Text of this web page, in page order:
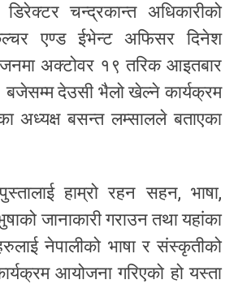
चन्द्रकान्त अधिकारीको
एण्ड ईभेन्ट अफिसर दिनेश
अक्टोवर १९ तरिक आइतबार
देउसी भैलो खेल्ने कार्यक्रम
अध्यक्ष बसन्त लम्सालले बताएका
हाम्रो रहन सहन, भाषा,
जानाकारी गराउन तथा यहांका
नेपालीको भाषा र संस्कृतीको
आयोजना गरिएको हो यस्ता